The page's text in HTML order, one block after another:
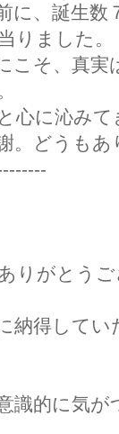
に、誕生
りました。
こそ、真
心に沁み
。どうも
りがとう
納得して
識的に気